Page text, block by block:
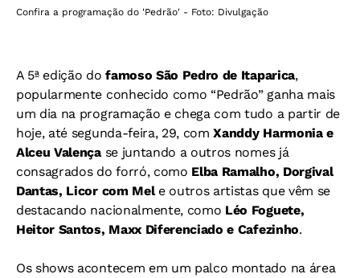
Confira a programação do 'Pedrão' - Foto: Divulgação
A 5ª edição dofamoso São Pedro de Itaparica,
popularmente conhecido como “Pedrão” ganha mais
um dia na programação e chega com tudo a partir de
hoje, até segunda-feira, 29, comXanddy Harmonia e
Alceu Valença se juntando a outros nomes já
consagrados do forró, como Elba Ramalho, Dorgival
Dantas, Licor com Mel e outros artistas que vêm se
destacando nacionalmente, como Léo Foguete,
Heitor Santos, Maxx Diferenciado e Cafezinho.
Os shows acontecem em um palco montado na área